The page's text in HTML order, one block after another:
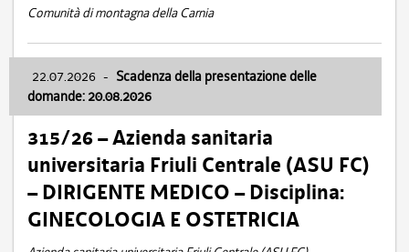
Comunità di montagna della Carnia
22.07.2026 - Scadenza della presentazione delle
domande: 20.08.2026
315/26 – Azienda sanitaria
universitaria Friuli Centrale (ASU FC)
– DIRIGENTE MEDICO – Disciplina:
GINECOLOGIA E OSTETRICIA